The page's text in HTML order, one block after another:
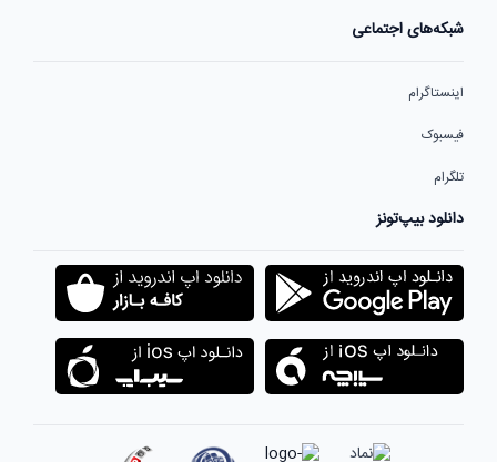
شبکه‌های اجتماعی
اینستاگرام
فیسبوک
تلگرام
دانلود بیپ‌تونز